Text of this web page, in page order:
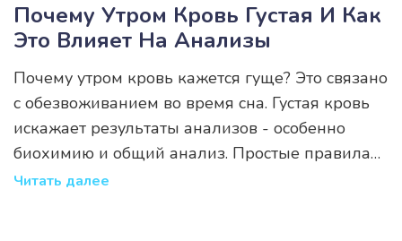
Почему Утром Кровь Густая И Как
Это Влияет На Анализы
Почему утром кровь кажется гуще? Это связано
с обезвоживанием во время сна. Густая кровь
искажает результаты анализов - особенно
биохимию и общий анализ. Простые правила
подготовки: пейте воду, не голодайте слишком
Читать далее